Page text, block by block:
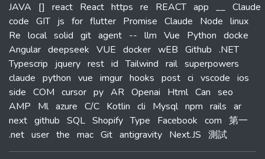
JAVA
[] react React https re REACT app __ Claude
code GIT js for flutter Promise Claude Node linux
Re local solid git agent -- llm Vue Python docke
Angular deepseek VUE docker wEB Github .NET
Typescrip
jquery rest id Tailwind rail superpowers
claude python vue imgur hooks post ci vscode ios
side COM cursor py AR Openai Html Can seo
AMP
Ml azure C/C Kotlin cli Mysql npm rails ar
next github SQL Shopify Type Facebook com 第一
.net user the mac Git antigravity Next.JS 測試